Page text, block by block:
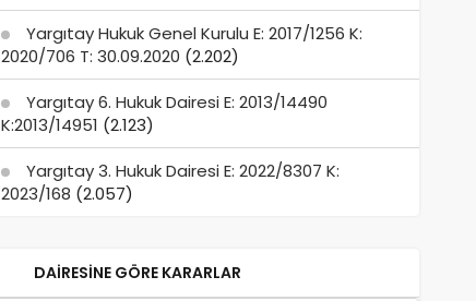
Yargıtay Hukuk Genel Kurulu E: 2017/1256 K:
2020/706 T: 30.09.2020 (2.202)
Yargıtay 6. Hukuk Dairesi E: 2013/14490
K:2013/14951 (2.123)
Yargıtay 3. Hukuk Dairesi E: 2022/8307 K:
2023/168 (2.057)
DAIRESINE GÖRE KARARLAR